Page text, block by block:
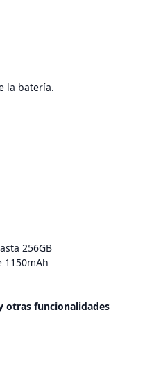
la batería.
256GB
1150mAh
otras funcionalidades